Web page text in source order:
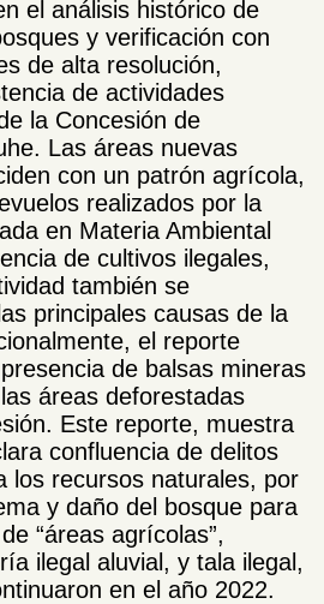
el análisis histórico de
y verificación con
de alta resolución,
de actividades
la Concesión de
Las áreas nuevas
con un patrón agrícola,
realizados por la
en Materia Ambiental
de cultivos ilegales,
también se
principales causas de la
el reporte
de balsas mineras
áreas deforestadas
Este reporte, muestra
confluencia de delitos
los recursos naturales, por
y daño del bosque para
“áreas agrícolas”,
ilegal aluvial, y tala ilegal,
en el año 2022.